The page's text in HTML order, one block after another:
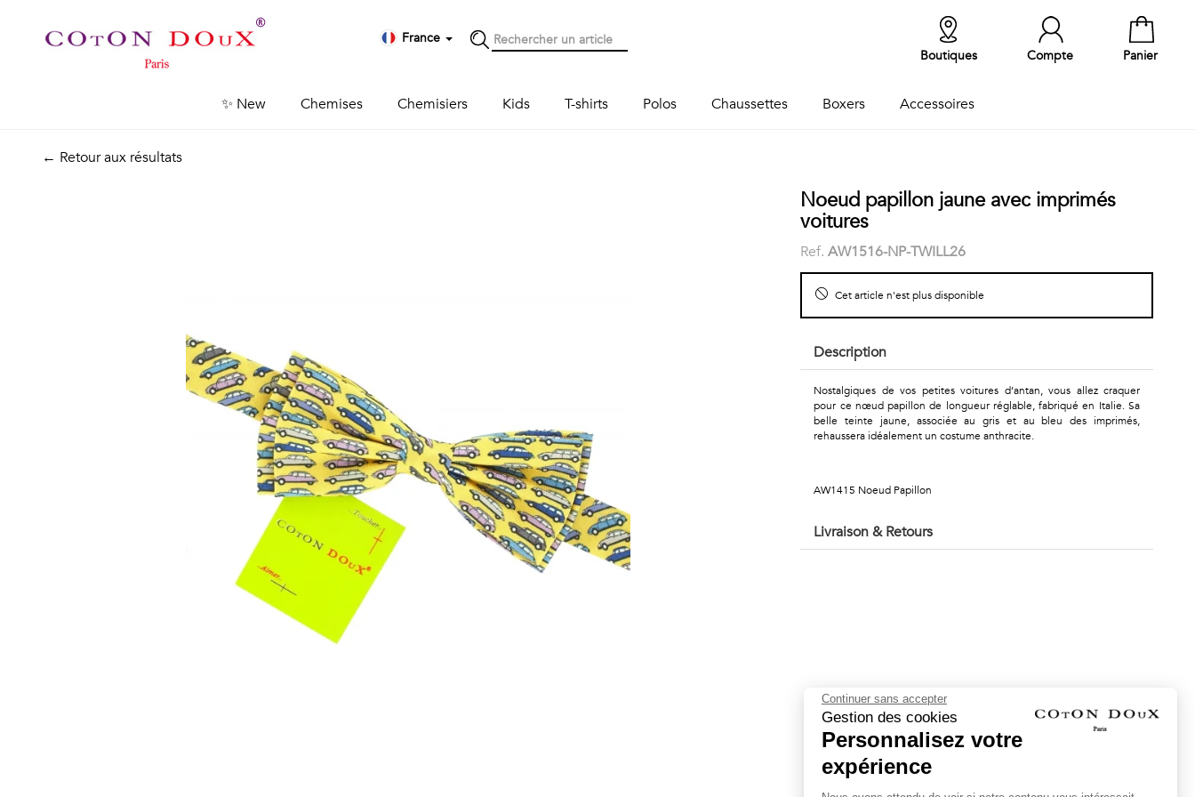
France
Panier
Compte
Boutiques
✨ New Chemises Chemisiers Kids T-shirts Polos Chaussettes Boxers Accessoires
← Retour aux résultats
Noeud papillon jaune avec imprimés
voitures
Ref.AW1516-NP-TWILL26
Cet article n'est plus disponible
Description
Nostalgiques de vos petites voitures d’antan, vous allez craquer
pour ce nœud papillon de longueur réglable, fabriqué en Italie. Sa
belle teinte jaune, associée au gris et au bleu des imprimés,
rehaussera idéalement un costume anthracite.
AW1415 Noeud Papillon
Livraison & Retours
Continuer sans accepter
Gestion des cookies
Personnalisez votre
expérience